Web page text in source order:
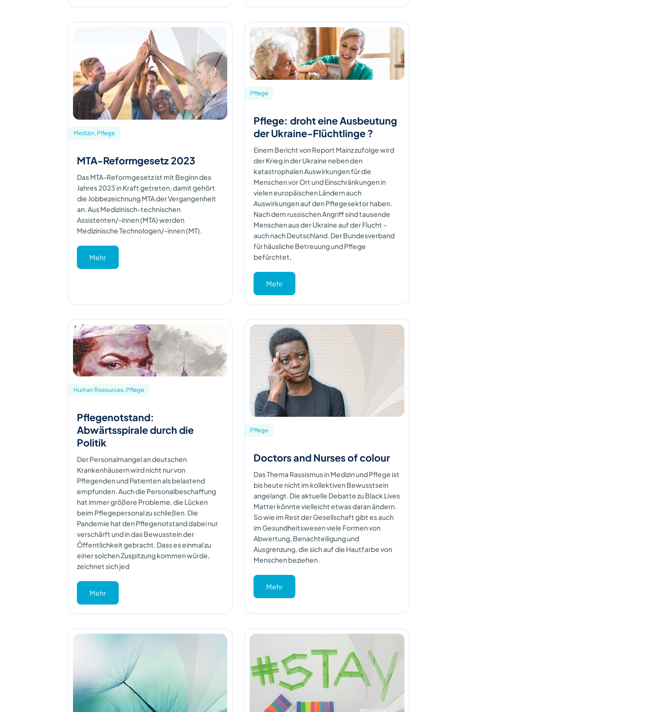
Medizin, Pflege
MTA-Reformgesetz 2023
Das MTA-Reformgesetz ist mit Beginn des
Jahres 2023 in Kraft getreten, damit gehört
die Jobbezeichnung MTA der Vergangenheit
an. Aus Medizinisch-technischen
Assistenten/-innen (MTA) werden
Medizinische Technologen/-innen (MT).
Mehr
Pflege
Pflege: droht eine Ausbeutung
der Ukraine-Flüchtlinge ?
Einem Bericht von Report Mainz zufolge wird
der Krieg in der Ukraine neben den
katastrophalen Auswirkungen für die
Menschen vor Ort und Einschränkungen in
vielen europäischen Ländern auch
Auswirkungen auf den Pflegesektor haben.
Nach dem russischen Angriff sind tausende
Menschen aus der Ukraine auf der Flucht –
auch nach Deutschland. Der Bundesverband
für häusliche Betreuung und Pflege
befürchtet,
Mehr
Human Resources, Pflege
Pflegenotstand:
Abwärtsspirale durch die
Politik
Der Personalmangel an deutschen
Krankenhäusern wird nicht nur von
Pflegenden und Patienten als belastend
empfunden. Auch die Personalbeschaffung
hat immer größere Probleme, die Lücken
beim Pflegepersonal zu schließen. Die
Pandemie hat den Pflegenotstand dabei nur
verschärft und in das Bewusstein der
Öffentlichkeit gebracht. Dass es einmal zu
einer solchen Zuspitzung kommen würde,
zeichnet sich jed
Mehr
Pflege
Doctors and Nurses of colour
Das Thema Rassismus in Medizin und Pflege ist
bis heute nicht im kollektiven Bewusstsein
angelangt. Die aktuelle Debatte zu Black Lives
Matter könnte vielleicht etwas daran ändern.
So wie im Rest der Gesellschaft gibt es auch
im Gesundheitswesen viele Formen von
Abwertung, Benachteiligung und
Ausgrenzung, die sich auf die Hautfarbe von
Menschen beziehen.
Mehr